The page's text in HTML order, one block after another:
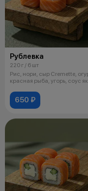
Рублевка
220 г / 6 шт
Рис, нори, сыр Cremette,
красная рыба, угорь, соус
650 ₽